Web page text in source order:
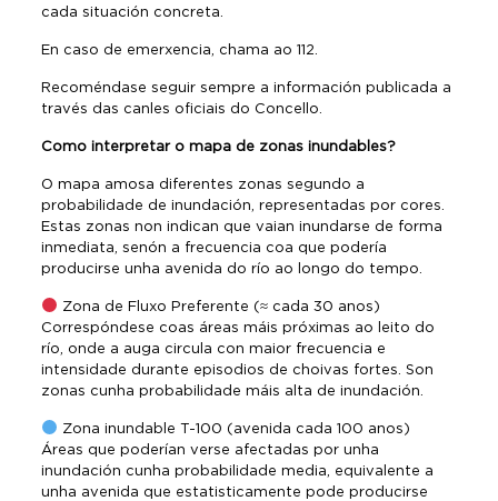
cada situación concreta.
En caso de emerxencia, chama ao 112.
Recoméndase seguir sempre a información publicada a
través das canles oficiais do Concello.
Como interpretar o mapa de zonas inundables?
O mapa amosa diferentes zonas segundo a
probabilidade de inundación, representadas por cores.
Estas zonas non indican que vaian inundarse de forma
inmediata, senón a frecuencia coa que podería
producirse unha avenida do río ao longo do tempo.
Zona de Fluxo Preferente (≈ cada 30 anos)
Correspóndese coas áreas máis próximas ao leito do
río, onde a auga circula con maior frecuencia e
intensidade durante episodios de choivas fortes. Son
zonas cunha probabilidade máis alta de inundación.
Zona inundable T-100 (avenida cada 100 anos)
Áreas que poderían verse afectadas por unha
inundación cunha probabilidade media, equivalente a
unha avenida que estatisticamente pode producirse